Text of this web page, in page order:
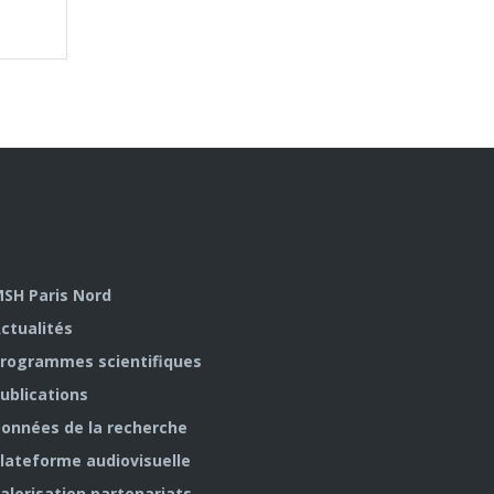
Paris Nord
scientifiques
de la recherche
audiovisuelle